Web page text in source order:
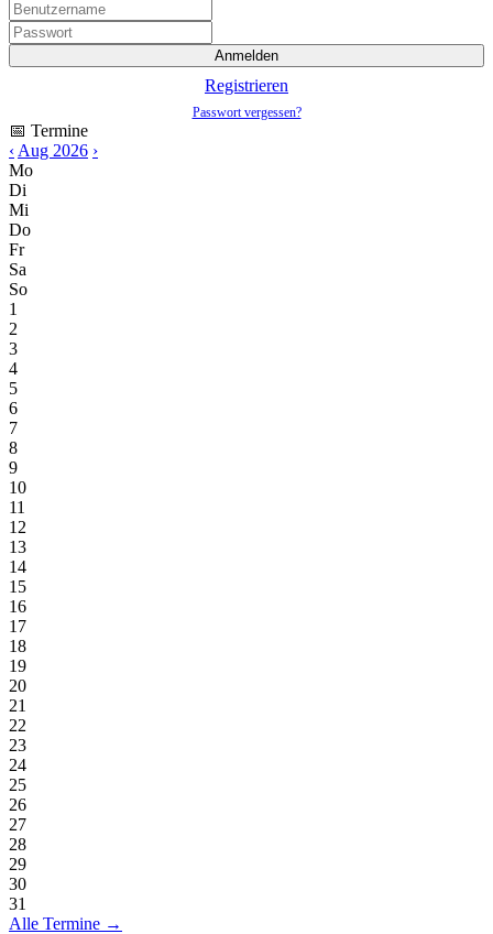
Anmelden
Registrieren
Passwort vergessen?
📅 Termine
‹ Aug 2026 ›
Mo
Di
Mi
Do
Fr
Sa
So
1
2
3
4
5
6
7
8
9
10
11
12
13
14
15
16
17
18
19
20
21
22
23
24
25
26
27
28
29
30
31
Alle Termine →